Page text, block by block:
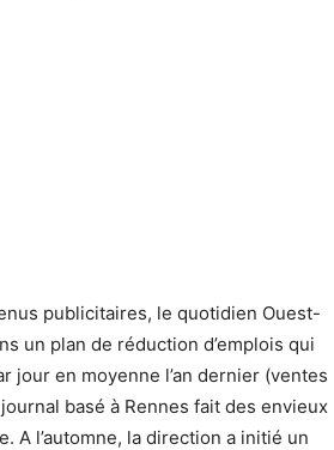
publicitaires, le quotidien Ouest-
un plan de réduction d’emplois qui
jour en moyenne l’an dernier (ventes
basé à Rennes fait des envieux
A l’automne, la direction a initié un